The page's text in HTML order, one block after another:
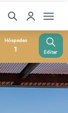
Hóspedes
1 Editar